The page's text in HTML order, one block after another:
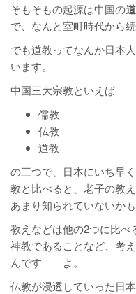
そもそもの起源は中国の
で、なんと室町時代から
でも道教ってなんか日本
います。
中国三大宗教といえば
儒教
仏教
道教
の三つで、日本にいち早
教と比べると、老子の教
あまり知られていないかも
教えなどは他の2つに比
神教であることなど、考
んです よ。
仏教が浸透していった日